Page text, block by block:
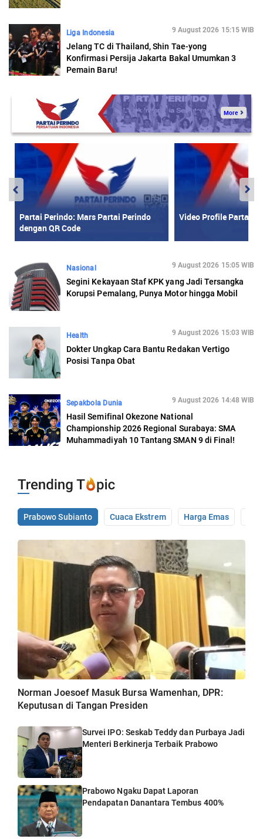
Liga Indonesia 9 August 2026 15:15 WIB
Jelang TC di Thailand, Shin Tae-yong
Konfirmasi Persija Jakarta Bakal Umumkan 3
Pemain Baru!
Nasional 9 August 2026 15:05 WIB
Segini Kekayaan Staf KPK yang Jadi Tersangka
Korupsi Pemalang, Punya Motor hingga Mobil
Health 9 August 2026 15:03 WIB
Dokter Ungkap Cara Bantu Redakan Vertigo
Posisi Tanpa Obat
Sepakbola Dunia 9 August 2026 14:48 WIB
Hasil Semifinal Okezone National
Championship 2026 Regional Surabaya: SMA
Muhammadiyah 10 Tantang SMAN 9 di Final!
Prabowo Subianto Cuaca Ekstrem Harga Emas
Norman Joesoef Masuk Bursa Wamenhan, DPR:
Keputusan di Tangan Presiden
Survei IPO: Seskab Teddy dan Purbaya Jadi
Menteri Berkinerja Terbaik Prabowo
Prabowo Ngaku Dapat Laporan
Pendapatan Danantara Tembus 400%